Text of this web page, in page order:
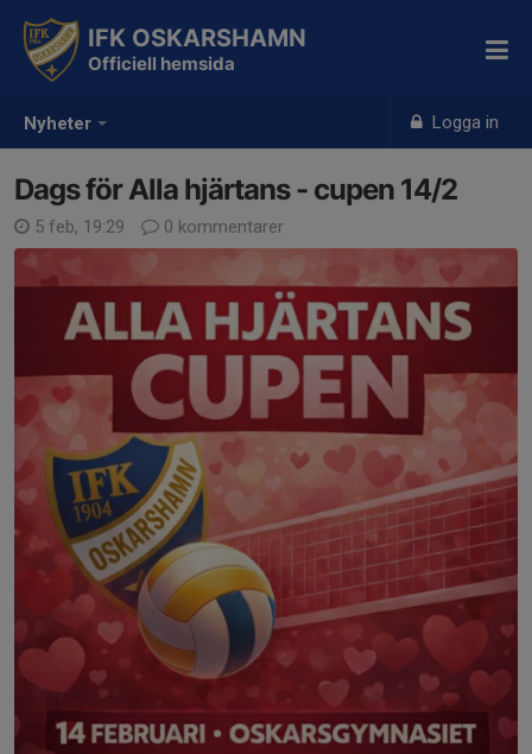
Nyheter Logga in
IFK OSKARSHAMN
Officiell hemsida
Dags för Alla hjärtans - cupen 14/2
5 feb, 19:29 0 kommentarer